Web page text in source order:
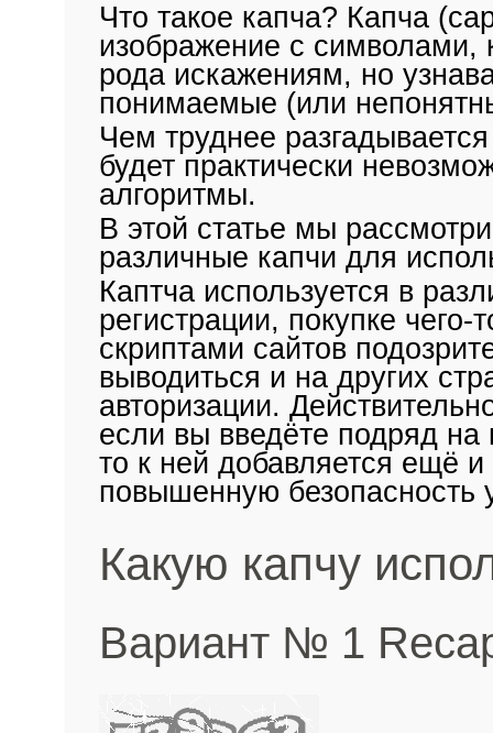
Что такое капча? Капча
изображение с символами,
рода искажениям, но
понимаемые (или
Чем труднее
будет практически
алгоритмы.
В этой статье мы
различные капчи для
Каптча используется в
регистрации, покупке
скриптами сайтов
выводиться и на других
авторизации.
если вы введёте подряд на
то к ней добавляется ещё
повышенную безопасность
Какую капчу
Вариант № 1